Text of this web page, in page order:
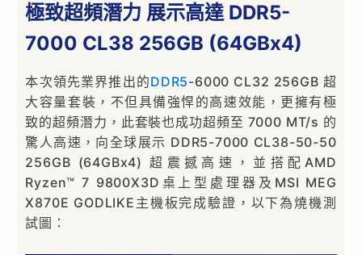
極致超頻潛力 展示高達 DDR5-
7000 CL38 256GB (64GBx4)
本次領先業界推出的DDR5-6000 CL32 256GB 超
大容量套裝，不但具備強悍的高速效能，更擁有極
致的超頻潛力，此套裝也成功超頻至 7000 MT/s 的
驚人高速，向全球展示 DDR5-7000 CL38-50-50
256GB (64GBx4) 超震撼高速，並搭配AMD
Ryzen™ 7 9800X3D桌上型處理器及MSI MEG
X870E GODLIKE主機板完成驗證，以下為燒機測
試圖：